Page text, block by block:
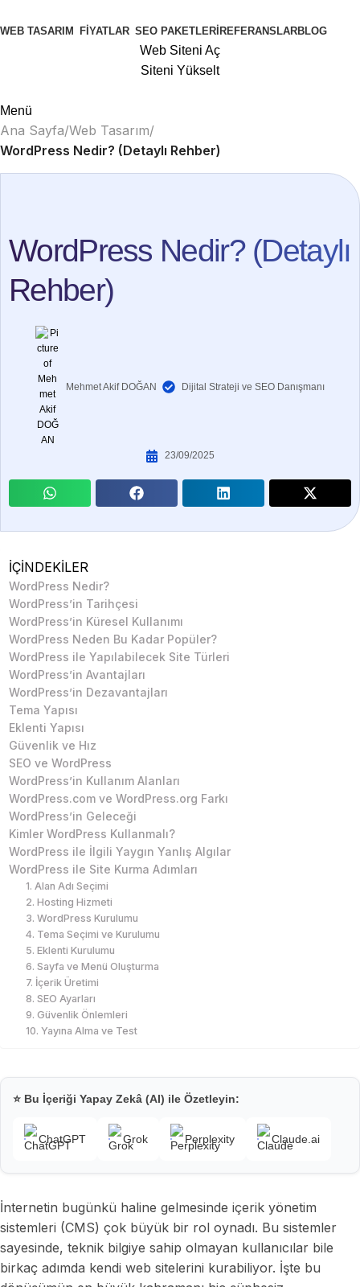
WEB TASARIM FIYATLAR SEO PAKETLERI REFERANSLARBLOG
Web Siteni Aç
Siteni Yükselt
Menü
Ana Sayfa Web Tasarım
WordPress Nedir? (Detaylı Rehber)
WordPress Nedir? (Detaylı
Rehber)
Mehmet Akif DOĞAN Dijital Strateji ve SEO Danışmanı
23/09/2025
İÇİNDEKİLER
WordPress Nedir?
WordPress’in Tarihçesi
WordPress’in Küresel Kullanımı
WordPress Neden Bu Kadar Popüler?
WordPress ile Yapılabilecek Site Türleri
WordPress’in Avantajları
WordPress’in Dezavantajları
Tema Yapısı
Eklenti Yapısı
Güvenlik ve Hız
SEO ve WordPress
WordPress’in Kullanım Alanları
WordPress.com ve WordPress.org Farkı
WordPress’in Geleceği
Kimler WordPress Kullanmalı?
WordPress ile İlgili Yaygın Yanlış Algılar
WordPress ile Site Kurma Adımları
1. Alan Adı Seçimi
2. Hosting Hizmeti
3. WordPress Kurulumu
4. Tema Seçimi ve Kurulumu
5. Eklenti Kurulumu
6. Sayfa ve Menü Oluşturma
7. İçerik Üretimi
8. SEO Ayarları
9. Güvenlik Önlemleri
10. Yayına Alma ve Test
⭐ Bu İçeriği Yapay Zekâ (AI) ile Özetleyin:
ChatGPT Grok Perplexity Claude.ai
İnternetin bugünkü haline gelmesinde içerik yönetim
sistemleri (CMS) çok büyük bir rol oynadı. Bu sistemler
sayesinde, teknik bilgiye sahip olmayan kullanıcılar bile
birkaç adımda kendi web sitelerini kurabiliyor. İşte bu